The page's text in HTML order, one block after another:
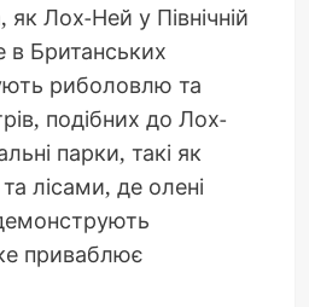
Лох-Ней у Північній
в Британських
риболовлю та
подібних до Лох-
парки, такі як
лісами, де олені
приваблює